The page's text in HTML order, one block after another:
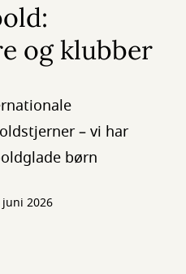
og klubber
– vi har
børn
juni 2026